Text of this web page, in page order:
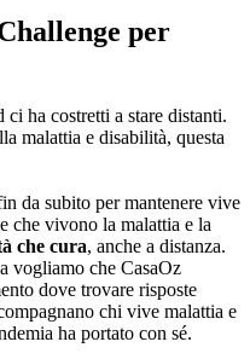
per
ci ha costretti a stare distanti.
malattia e disabilità, questa
da subito per mantenere vive
che vivono la malattia e la
che cura, anche a distanza.
vogliamo che CasaOz
dove trovare risposte
chi vive malattia e
ha portato con sé.